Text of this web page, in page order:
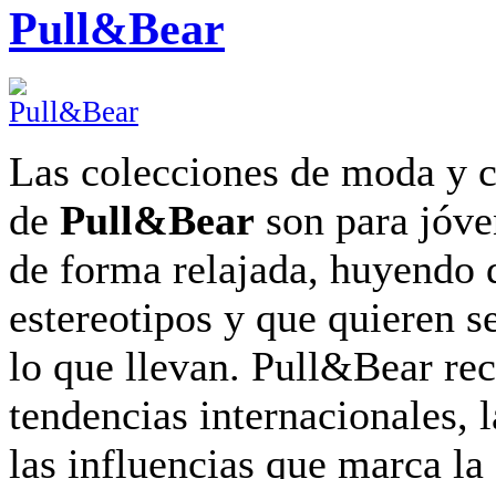
Pull&Bear
Las colecciones de moda y
de Pull&Bear son para
de forma relajada, huyendo
estereotipos y que quieren
lo que llevan. Pull&Bear
tendencias internacionales,
las influencias que marca